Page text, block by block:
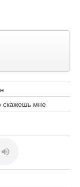
скажешь мне